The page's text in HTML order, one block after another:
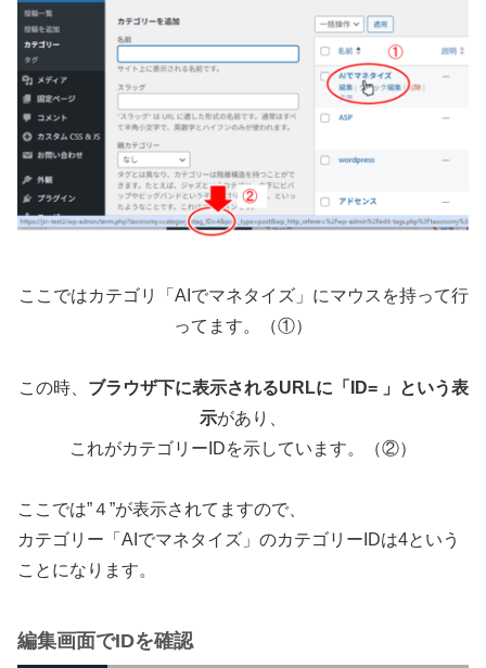
ここではカテゴリ「AIでマネタイズ」にマウスを持って行
ってます。（①）
この時、 ブラウザ下に表示されるURLに「ID= 」という表
示があり、
これがカテゴリーIDを示しています。（②）
ここでは”４”が表示されてますので、
カテゴリー「AIでマネタイズ」のカテゴリーIDは4という
ことになります。
編集画面でIDを確認